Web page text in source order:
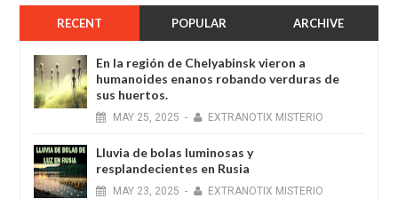
RECENT POPULAR ARCHIVE
En la región de Chelyabinsk vieron a
humanoides enanos robando verduras de
sus huertos.
MAY 25, 2025 - EXTRANOTIX MISTERIO
Lluvia de bolas luminosas y
resplandecientes en Rusia
MAY 23, 2025 - EXTRANOTIX MISTERIO